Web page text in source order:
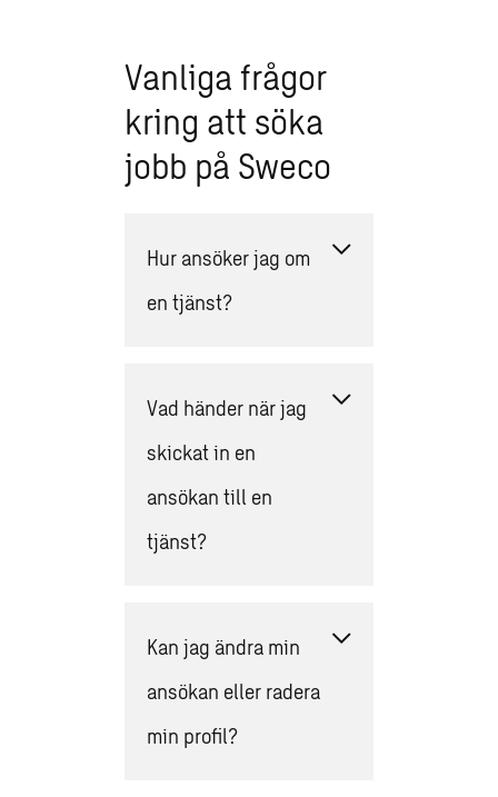
Vanliga frågor
kring att söka
jobb på Sweco
Hur ansöker jag om
en tjänst?
Vad händer när jag
skickat in en
ansökan till en
tjänst?
Kan jag ändra min
ansökan eller radera
min profil?